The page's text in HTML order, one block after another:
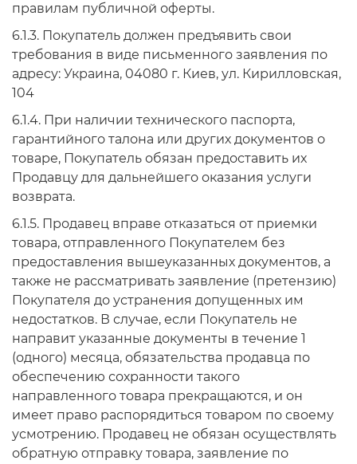
правилам публичной оферты.
6.1.3. Покупатель должен предъявить свои
требования в виде письменного заявления по
адресу: Украина, 04080 г. Киев, ул. Кирилловская,
104
6.1.4. При наличии технического паспорта,
гарантийного талона или других документов о
товаре, Покупатель обязан предоставить их
Продавцу для дальнейшего оказания услуги
возврата.
6.1.5. Продавец вправе отказаться от приемки
товара, отправленного Покупателем без
предоставления вышеуказанных документов, а
также не рассматривать заявление (претензию)
Покупателя до устранения допущенных им
недостатков. В случае, если Покупатель не
направит указанные документы в течение 1
(одного) месяца, обязательства продавца по
обеспечению сохранности такого
направленного товара прекращаются, и он
имеет право распорядиться товаром по своему
усмотрению. Продавец не обязан осуществлять
обратную отправку товара, заявление по